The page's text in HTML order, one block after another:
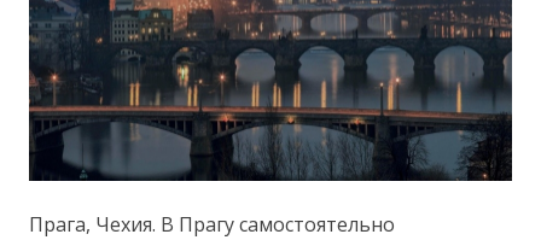
Прага, Чехия. В Прагу самостоятельно